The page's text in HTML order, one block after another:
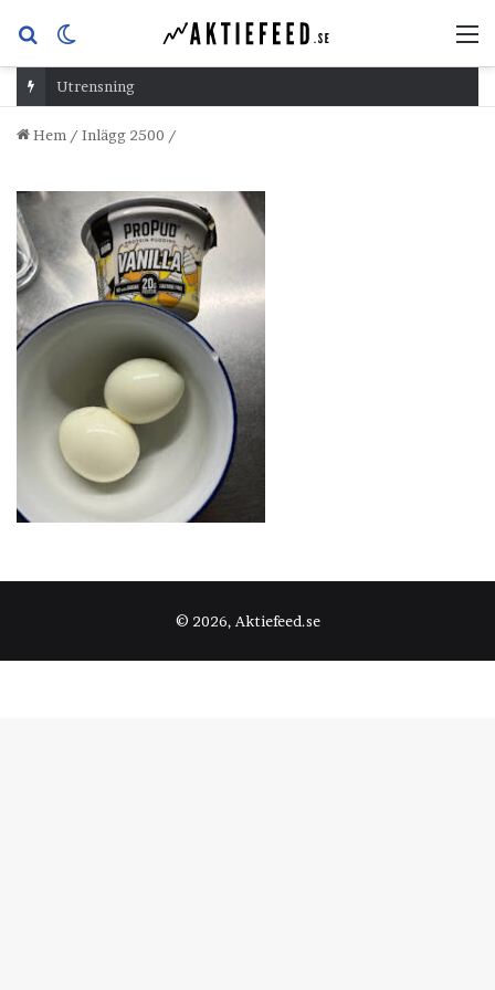
Sök
efterskin
Utrensning
Hem / Inlägg 2500 /
© 2026, Aktiefeed.se